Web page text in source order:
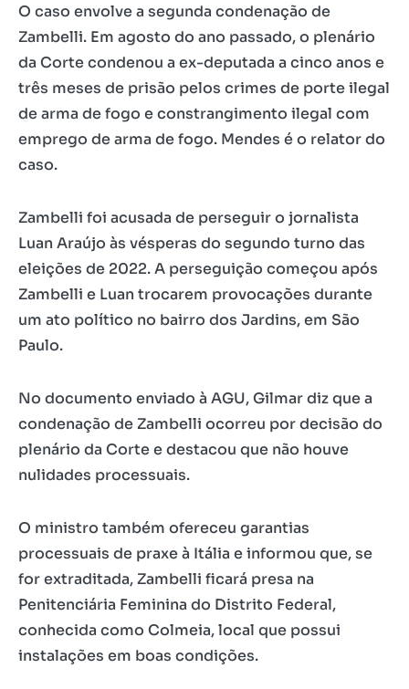
O caso envolve a segunda condenação de
Zambelli. Em agosto do ano passado, o plenário
da Corte condenou a ex-deputada a cinco anos e
três meses de prisão pelos crimes de porte ilegal
de arma de fogo e constrangimento ilegal com
emprego de arma de fogo. Mendes é o relator do
caso.
Zambelli foi acusada de perseguir o jornalista
Luan Araújo às vésperas do segundo turno das
eleições de 2022. A perseguição começou após
Zambelli e Luan trocarem provocações durante
um ato político no bairro dos Jardins, em São
Paulo.
No documento enviado à AGU, Gilmar diz que a
condenação de Zambelli ocorreu por decisão do
plenário da Corte e destacou que não houve
nulidades processuais.
O ministro também ofereceu garantias
processuais de praxe à Itália e informou que, se
for extraditada, Zambelli ficará presa na
Penitenciária Feminina do Distrito Federal,
conhecida como Colmeia, local que possui
instalações em boas condições.